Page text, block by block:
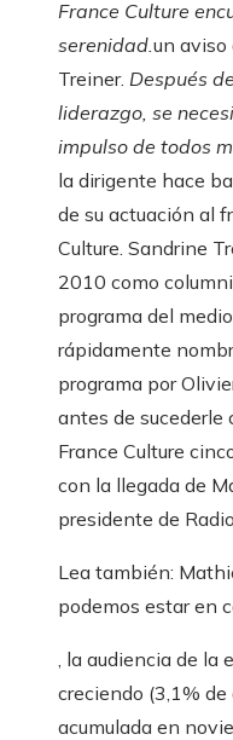
France Culture
serenidad. un aviso
Treiner. Después
liderazgo, se
impulso de todos
la dirigente hace
de su actuación al
Culture. Sandrine
2010 como
programa del
rápidamente
programa por
antes de sucederle
France Culture
con la llegada de
presidente de
Lea también:
podemos estar en
, la audiencia de la
creciendo (3,1% de
acumulada en